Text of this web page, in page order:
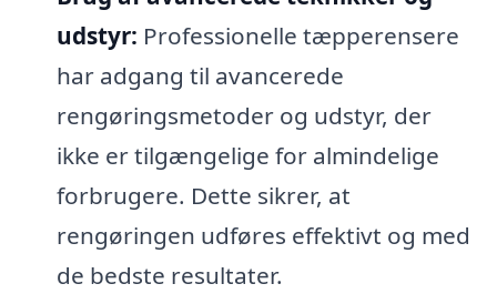
udstyr: Professionelle tæpperensere
har adgang til avancerede
rengøringsmetoder og udstyr, der
ikke er tilgængelige for almindelige
forbrugere. Dette sikrer, at
rengøringen udføres effektivt og med
de bedste resultater.